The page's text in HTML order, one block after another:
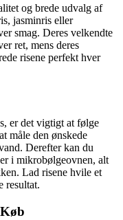
og brede udvalg af
jasminris eller
smag. Deres velkendte
ret, mens deres
risene perfekt hver
er det vigtigt at følge
måle den ønskede
Derefter kan du
i mikrobølgeovnen, alt
Lad risene hvile et
resultat.